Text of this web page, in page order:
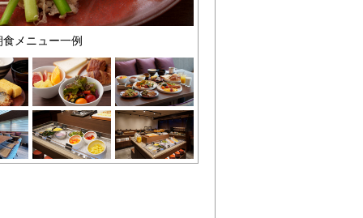
食メニュー一例